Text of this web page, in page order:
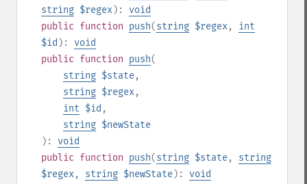
string $regex): void
public function push(string $regex, int
$id ): void
public function push(
string $state,
string $regex,
int $id ,
string $newState
): void
public function push(string $state, string
$regex, string $newState): void